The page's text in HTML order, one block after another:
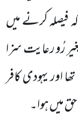
فیصلہ کرنے میں
رُو رعایت سزا
اور یہودی کافر
میں ہوا۔